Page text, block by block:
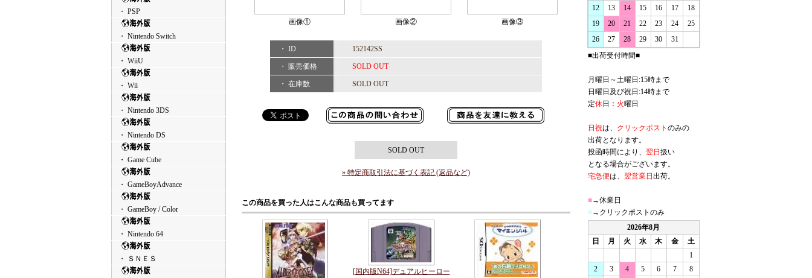
・ PSP
・ Nintendo Switch
・ WiiU
・ Wii
・ Nintendo 3DS
・ Nintendo DS
・ Game Cube
・ GameBoyAdvance
・ GameBoy / Color
・ Nintendo 64
・ ＳＮＥＳ
画像① 画像② 画像③
・ ID 152142SS
・ 販売価格 SOLD OUT
・ 在庫数 SOLD OUT
SOLD OUT
» 特定商取引法に基づく表記 (返品など)
この商品を買った人はこんな商品も買ってます
[国内版N64]デュアルヒーロー
12
13 14 15 16 17
18
19
20 21 22 23 24
25
26
27 28 29 30
31
■出荷受付時間■
月曜日～土曜日:15時まで
日曜日及び祝日:14時まで
定休日： 火曜日
日祝は、 クリックポスト のみの
出荷となります。
投函時間により、 翌日 扱い
となる場合がございます。
宅急便は、 翌営業日 出荷。
■→休業日
■→クリックポストのみ
2026年8月
日
月 火 水 木 金
土
1
2
3 4 5 6 7
8